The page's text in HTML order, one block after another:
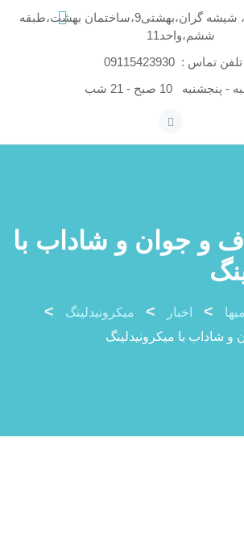
گیلان ، لاهیجان ، شیشه گران،بهشتی9،ساختمان بهشت،طبقه
ششم،واحد11
تلفن تماس :09115423930
- پنجشنبه
و جوان و شاداب با
> اخبار > میکرونیدلینگ >
شاداب با میکرونیدلینگ